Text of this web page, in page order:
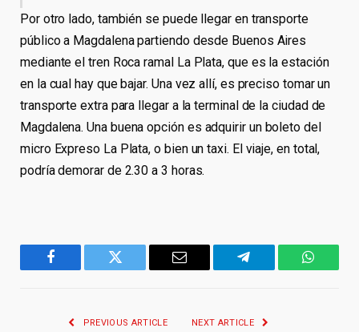
Por otro lado, también se puede llegar en transporte
público a Magdalena partiendo desde Buenos Aires
mediante el tren Roca ramal La Plata, que es la estación
en la cual hay que bajar. Una vez allí, es preciso tomar un
transporte extra para llegar a la terminal de la ciudad de
Magdalena. Una buena opción es adquirir un boleto del
micro Expreso La Plata, o bien un taxi. El viaje, en total,
podría demorar de 2.30 a 3 horas.
Facebook Twitter Email Telegram
PREVIOUS ARTICLE NEXT ARTICLE